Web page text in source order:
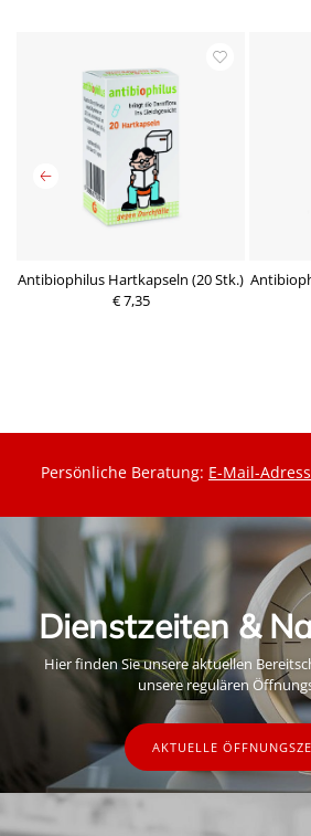
Antibiophilus Hartkapseln (20 Stk.)
€ 7,35
Persönliche Beratung: E-Mail-
Dienstzeiten &
Hier finden Sie unsere aktuellen
unsere regulären
AKTUELLE